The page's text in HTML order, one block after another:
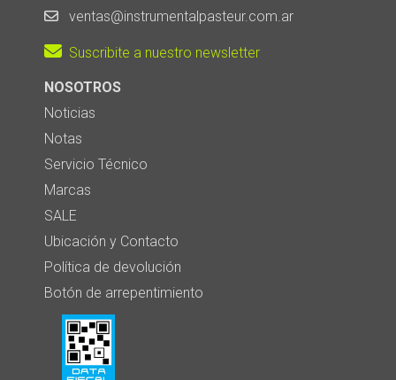
ventas@instrumentalpasteur.com.ar
Suscribite a nuestro newsletter
NOSOTROS
Noticias
Notas
Servicio Técnico
Marcas
SALE
Ubicación y Contacto
Política de devolución
Botón de arrepentimiento